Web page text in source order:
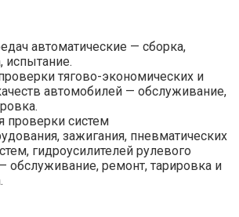
автоматические — сборка,
испытание.
тягово-экономических и
автомобилей — обслуживание,
проверки систем
зажигания, пневматических
гидроусилителей рулевого
обслуживание, ремонт, тарировка и